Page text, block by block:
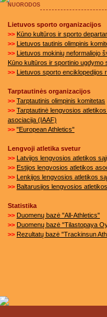
NUORODOS
Lietuvos sporto organizacijos
>> Kūno kultūros ir sporto
>> Lietuvos tautinis olimpinis
>> Lietuvos mokinių neformaliojo
Kūno kultūros ir sportinio ugdymo
>> Lietuvos sporto enciklopedijos
Tarptautinės organizacijos
>> Tarptautinis olimpinis komitetas
>> Tarptautinė lengvosios
asociacija (IAAF)
>> "European Athletics"
Lengvoji atletika svetur
>> Latvijos lengvosios atletikos
>> Estijos lengvosios atletikos
>> Lenkijos lengvosios atletikos
>> Baltarusijos lengvosios
Statistika
>> Duomenų bazė "All-Athletics"
>> Duomenų bazė "Tilastopaya
>> Rezultatų bazė "Trackinsun